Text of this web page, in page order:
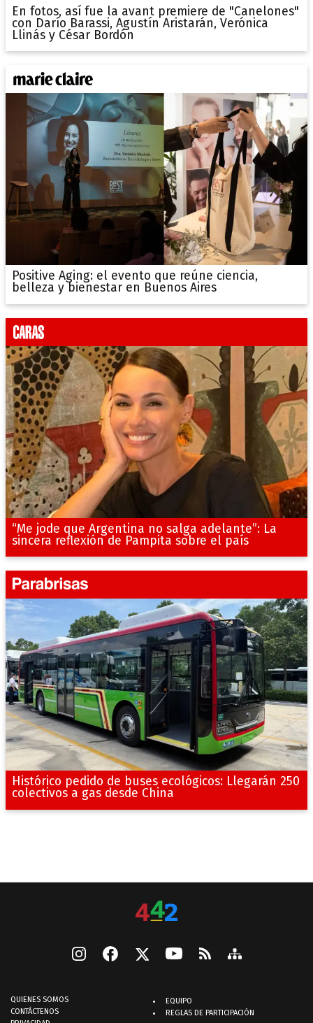
En fotos, así fue la avant premiere de "Canelones"
con Darío Barassi, Agustín Aristarán, Verónica
Llinás y César Bordón
Positive Aging: el evento que reúne ciencia,
belleza y bienestar en Buenos Aires
“Me jode que Argentina no salga adelante”: La
sincera reflexión de Pampita sobre el país
Histórico pedido de buses ecológicos: Llegarán 250
colectivos a gas desde China
QUIENES SOMOS
CONTÁCTENOS
EQUIPO
REGLAS DE PARTICIPACIÓN